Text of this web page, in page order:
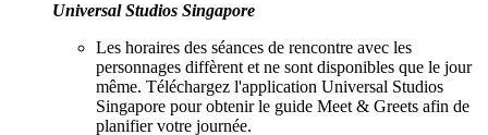
Universal Studios Singapore
Les horaires des séances de rencontre avec les
personnages diffèrent et ne sont disponibles que le jour
même. Téléchargez l'application Universal Studios
Singapore pour obtenir le guide Meet & Greets afin de
planifier votre journée.